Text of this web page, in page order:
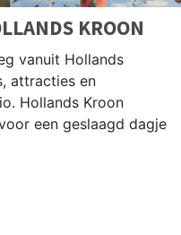
KROON
vanuit Hollands
attracties en
Hollands Kroon
een geslaagd dagje